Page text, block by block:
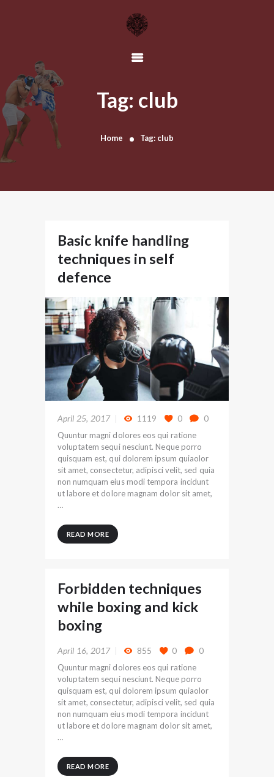
Tag: club
Home Tag: club
SCHEDULE
CONTACT US
Basic knife handling
techniques in self
defence
April 25, 2017 1119 0 0
Quuntur magni dolores eos qui ratione
voluptatem sequi nesciunt. Neque porro
quisquam est, qui dolorem ipsum quiaolor
sit amet, consectetur, adipisci velit, sed quia
non numquam eius modi tempora incidunt
ut labore et dolore magnam dolor sit amet,
…
READ MORE
Forbidden techniques
while boxing and kick
boxing
April 16, 2017 855 0 0
Quuntur magni dolores eos qui ratione
voluptatem sequi nesciunt. Neque porro
quisquam est, qui dolorem ipsum quiaolor
sit amet, consectetur, adipisci velit, sed quia
non numquam eius modi tempora incidunt
ut labore et dolore magnam dolor sit amet,
…
READ MORE